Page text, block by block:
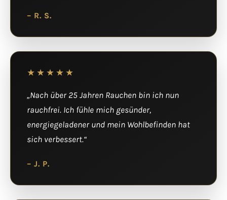
– R. S.
★★★★★
„Nach über 25 Jahren Rauchen bin ich nun
rauchfrei. Ich fühle mich gesünder,
energiegeladener und mein Wohlbefinden hat
sich verbessert.“
– J. P.